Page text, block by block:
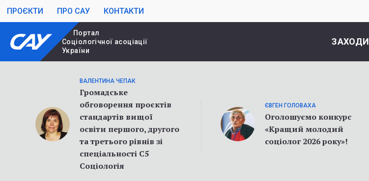
ПРОЄКТИ ПРО САУ КОНТАКТИ
Портал
Cоціологічної асоціації
України
ЗАХОДИ
ВАЛЕНТИНА ЧЕПАК
Громадське
обговорення проєктів
стандартів вищої
освіти першого, другого
та третього рівнів зі
спеціальності С5
Соціологія
ЄВГЕН ГОЛОВАХА
Оголошуємо конкурс
«Кращий молодий
соціолог 2026 року»!